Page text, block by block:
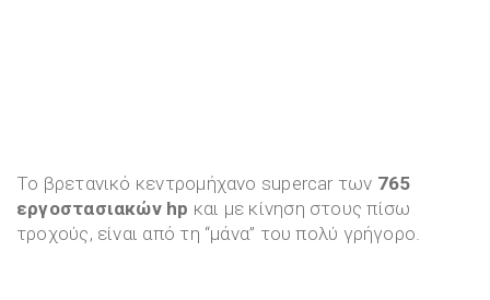
Το βρετανικό κεντρομήχανο supercar των 765
εργοστασιακών hp και με κίνηση στους πίσω
τροχούς, είναι από τη “μάνα” του πολύ γρήγορο.